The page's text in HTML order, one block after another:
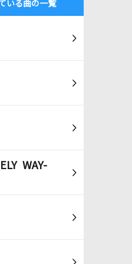
いる曲の一覧
WAY-